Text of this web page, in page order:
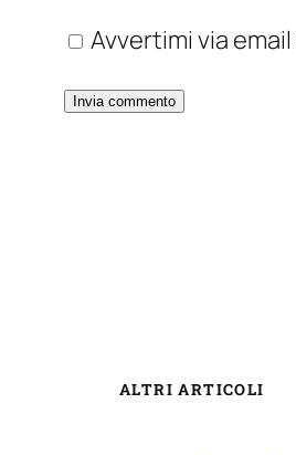
Avvertimi via
ALTRI ARTICOLI